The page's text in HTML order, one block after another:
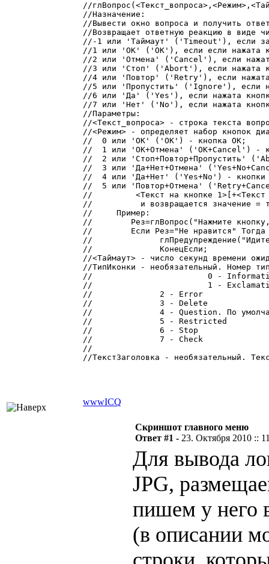
//
//Назначение:
//Вывести окно вопроса и получить
//Возвращает ответную реакцию в виде
//-1 или 'Таймаут' ('Timeout'), если
//1 или 'ОК' ('ОК'), если если нажата
//2 или 'Отмена' ('Cancel'), если
//3 или 'Стоп' ('Abort'), если нажата
//4 или 'Повтор' ('Retry'), если нажата
//5 или 'Пропустить' ('Ignore'), если
//6 или 'Да' ('Yes'), если нажата
//7 или 'Нет' ('No'), если нажата
//Параметры:
//<Текст_вопроса> - cтрока текста
//<Режим> - определяет набор кнопок
//  0 или 'ОК' ('ОК') - кнопка OK;
//  1 или 'ОК+Отмена' ('OK+Cancel') -
//  2 или 'Стоп+Повтор+Пропустить'
//  3 или 'Да+Нет+Отмена'
//  4 или 'Да+Нет' ('Yes+No') -
//  5 или 'Повтор+Отмена'
//	   <Текст на кнопке 1>[+<Текст на кнопке 2>][+<Текст на кнопке 3>] - выводятся кнопки с указанными текстами
//	    и возвращается значение = текст на кнопке, которую нажал пользователь
//     Пример:
//	  Рез=глВопрос("Нажмите кнопку, которая нравится... ","Нравится+Не нравится");
//	  Если Рез="Не нравится" Тогда
//		глПредупреждение("Идите в сад!");
//		КонецЕсли;
//<Таймаут> - число секунд времени
//ТипИконки - необязательный. Номер
//			  0 - Information
//			  1 - Exclamation
//		2 - Error
//		3 - Delete
//		4 - Question. По умолчанию
//		5 - Restricted
//		6 - Stop
//		7 - Check
//
//ТекстЗаголовка - необязательный.
wwwICQ
Скриншот главного меню
Ответ #1 - 23. Октября 2010 ::
Для вывода
JPG,
пишем у него
(в описании